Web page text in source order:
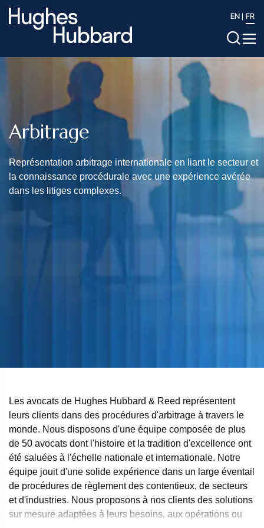
EN FR
Arbitrage
Représentation arbitrage internationale en liant le secteur et
la connaissance procédurale avec une expérience avérée
dans les litiges complexes.
Les avocats de Hughes Hubbard & Reed représentent
leurs clients dans des procédures d'arbitrage à travers le
monde. Nous disposons d'une équipe composée de plus
de 50 avocats dont l'histoire et la tradition d'excellence ont
été saluées à l'échelle nationale et internationale. Notre
équipe jouit d'une solide expérience dans un large éventail
de procédures de règlement des contentieux, de secteurs
et d'industries. Nous proposons à nos clients des solutions
sur mesure adaptées à leurs besoins, aux opérations ou